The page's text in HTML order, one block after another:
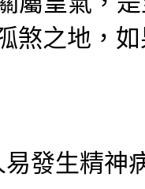
煞之地，
發生精神